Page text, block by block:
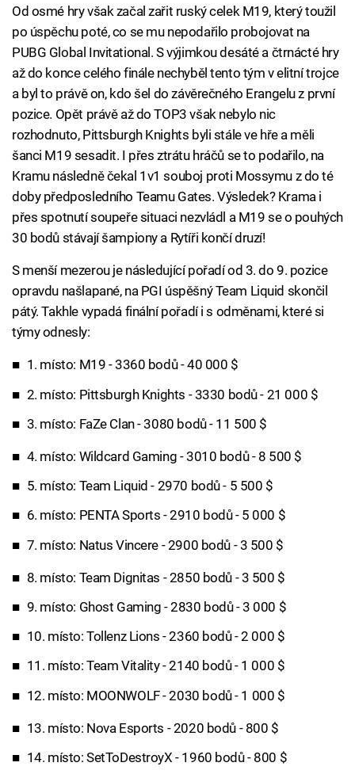
Od osmé hry však začal zařit ruský celek M19, který toužil
po úspěchu poté, co se mu nepodařilo probojovat na
PUBG Global Invitational. S výjimkou desáté a čtrnácté hry
až do konce celého finále nechyběl tento tým v elitní trojce
a byl to právě on, kdo šel do závěrečného Erangelu z první
pozice. Opět právě až do TOP3 však nebylo nic
rozhodnuto, Pittsburgh Knights byli stále ve hře a měli
šanci M19 sesadit. I přes ztrátu hráčů se to podařilo, na
Kramu následně čekal 1v1 souboj proti Mossymu z do té
doby předposledního Teamu Gates. Výsledek? Krama i
přes spotnutí soupeře situaci nezvládl a M19 se o pouhých
30 bodů stávají šampiony a Rytíři končí druzí!
S menší mezerou je následující pořadí od 3. do 9. pozice
opravdu našlapané, na PGI úspěšný Team Liquid skončil
pátý. Takhle vypadá finální pořadí i s odměnami, které si
týmy odnesly:
1. místo: M19 - 3360 bodů - 40 000 $
2. místo: Pittsburgh Knights - 3330 bodů - 21 000 $
3. místo: FaZe Clan - 3080 bodů - 11 500 $
4. místo: Wildcard Gaming - 3010 bodů - 8 500 $
5. místo: Team Liquid - 2970 bodů - 5 500 $
6. místo: PENTA Sports - 2910 bodů - 5 000 $
7. místo: Natus Vincere - 2900 bodů - 3 500 $
8. místo: Team Dignitas - 2850 bodů - 3 500 $
9. místo: Ghost Gaming - 2830 bodů - 3 000 $
10. místo: Tollenz Lions - 2360 bodů - 2 000 $
11. místo: Team Vitality - 2140 bodů - 1 000 $
12. místo: MOONWOLF - 2030 bodů - 1 000 $
13. místo: Nova Esports - 2020 bodů - 800 $
14. místo: SetToDestroyX - 1960 bodů - 800 $